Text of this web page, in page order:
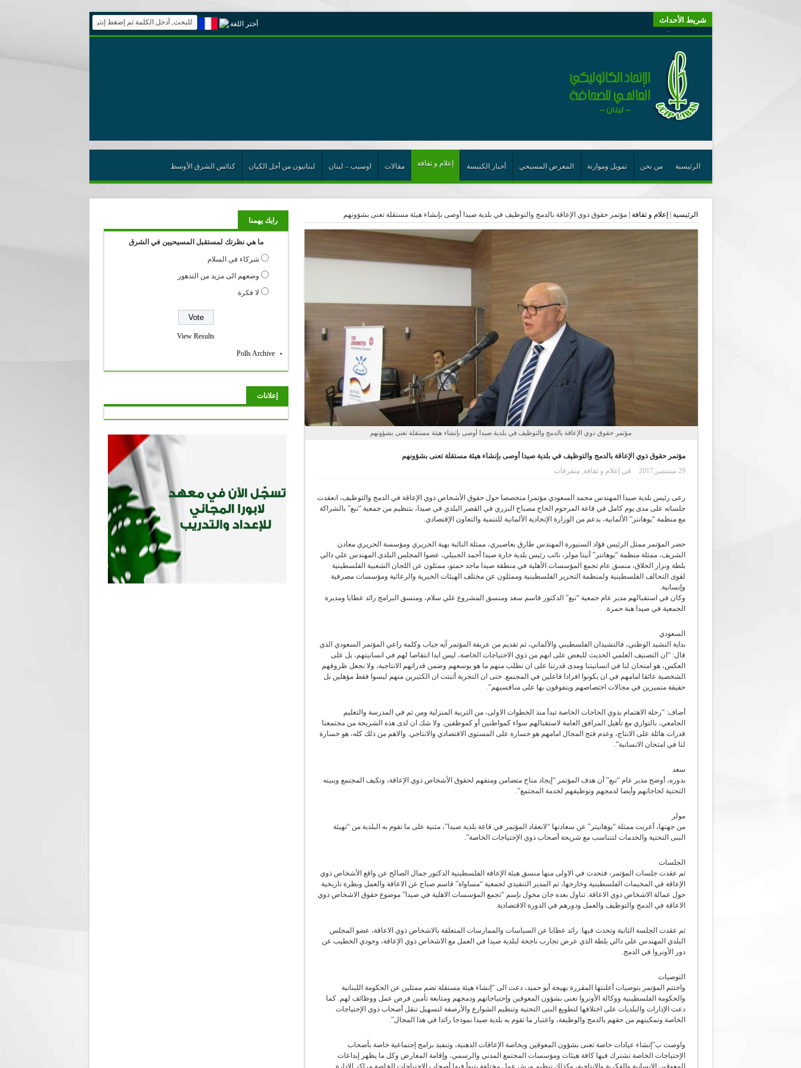
شريط الأحداث
“لبنانيون من أجل الكيان” (اتحاد اورا) : طرح رئيس الجمهورية حول اللامركزية الموسعة شرط واجب للخروج من حالة الجمود
“الوحدة في التعدّد: إعادة بناء الديمقراطيّة التوافقيّة في لبنان”
يتبع في معنى الأعجوبة
ترشيح أسعد جوان لجائزة نوبل يعزّز تثبيت
احتفالات عيد القديس شربل تتواصل في بقاعكفرا…
الأعجوبة في المسيحيّة: معنًى وحدًّا
من يختصر الله يجعل الدين خطرًا
أيّ عيش مشترك نريد؟
أختر اللغة
الرئيسية من نحن تمويل وموازنة المعرض المسيحي أخبار الكنيسة إعلام و ثقافة مقالات اوسيب – لبنان لبنانيون من أجل الكيان كنائس الشرق الأوسط
الرئيسية إعلام و ثقافة |مؤتمر حقوق ذوي الإعاقة بالدمج والتوظيف في بلدية صيدا أوصى بإنشاء هيئة مستقلة تعنى بشؤونهم
مؤتمر حقوق ذوي الإعاقة بالدمج والتوظيف في بلدية صيدا أوصى بإنشاء هيئة مستقلة تعنى بشؤونهم
مؤتمر حقوق ذوي الإعاقة بالدمج والتوظيف في بلدية صيدا أوصى بإنشاء هيئة مستقلة تعنى بشؤونهم
29 سبتمبر,2017
في إعلام و ثقافة,متفرقات
رعى رئيس بلدية صيدا المهندس محمد السعودي مؤتمرا متخصصا حول حقوق الأشخاص ذوي الإعاقة في الدمج والتوظيف، انعقدت
جلساته على مدى يوم كامل في قاعة المرحوم الحاج مصباح البزري في القصر البلدي في صيدا، بتنظيم من جمعية “نبع” بالشراكة
مع منظمة “يوهانتر” الألمانية، بدعم من الوزارة الإتحادية الألمانية للتنمية والتعاون الإقتصادي.
حضر المؤتمر ممثل الرئيس فؤاد السنيورة المهندس طارق بعاصيري، ممثلة النائبة بهية الحريري ومؤسسة الحريري معادن
الشريف، ممثلة منظمة “يوهانتر” أنيتا مولر، نائب رئيس بلدية حارة صيدا أحمد الجبيلي، عضوا المجلس البلدي المهندس علي دالي
بلطة ونزار الحلاق، منسق عام تجمع المؤسسات الأهلية في منطقة صيدا ماجد حمتو، ممثلون عن اللجان الشعبية الفلسطينية
لقوى التحالف الفلسطينية ولمنظمة التحرير الفلسطينية وممثلون عن مختلف الهيئات الخيرية والرعائية ومؤسسات مصرفية
وإنسانية.
وكان في استقبالهم مدير عام جمعية “نبع” الدكتور قاسم سعد ومنسق المشروع علي سلام، ومنسق البرامج رائد عطايا ومديرة
الجمعية في صيدا هبة حمزة.
السعودي
بداية النشيد الوطني، فالنشيدان الفلسطيني والألماني، ثم تقديم من عريفة المؤتمر آيه جياب وكلمة راعي المؤتمر السعودي الذي
قال: “ان التصنيف العلمي الحديث للبعض على انهم من ذوي الاحتياجات الخاصة، ليس ابدا انتقاصا لهم في انسانيتهم، بل على
العكس، هو امتحان لنا في انسانيتنا ومدى قدرتنا على ان نطلب منهم ما هو بوسعهم وضمن قدراتهم الانتاجية، ولا نجعل ظروفهم
الشخصية عائقا امامهم في ان يكونوا افرادا فاعلين في المجتمع. حتى ان التجربة أثبتت ان الكثيرين منهم ليسوا فقط مؤهلين بل
حقيقة متميزين في مجالات اختصاصهم ويتفوقون بها على منافسيهم”.
أضاف: “رحلة الاهتمام بذوي الحاجات الخاصة تبدأ منذ الخطوات الاولى، من التربية المنزلية ومن ثم في المدرسة والتعليم
الجامعي، بالتوازي مع تأهيل المرافق العامة لاستقبالهم سواء كمواطنين أو كموظفين. ولا شك ان لدى هذه الشريحة من مجتمعنا
قدرات هائلة على الانتاج، وعدم فتح المجال امامهم هو خسارة على المستوى الاقتصادي والانتاجي. والاهم من ذلك كله، هو خسارة
لنا في امتحان الانسانية”.
سعد
بدوره، أوضح مدير عام “نبع” أن هدف المؤتمر “إيجاد مناخ متضامن ومتفهم لحقوق الأشخاص ذوي الإعاقة، وتكيف المجتمع وبنيته
التحتية لحاجاتهم وأيضا لدمجهم وتوظيفهم لخدمة المجتمع”.
مولر
من جهتها، أعربت ممثلة “يوهانيتر” عن سعادتها “لانعقاد المؤتمر في قاعة بلدية صيدا”، مثنية على ما تقوم به البلدية من “تهيئة
البنى التحتية والخدمات لتتناسب مع شريحة أصحاب ذوي الإحتياجات الخاصة”.
الجلسات
ثم عقدت جلسات المؤتمر، فتحدث في الاولى منها منسق هيئة الإعاقة الفلسطينية الدكتور جمال الصالح عن واقع الأشخاص ذوي
الإعاقة في المخيمات الفلسطينية وخارجها، ثم المدير التنفيذي لجمعية “مساواة” قاسم صباح عن الاعاقة والعمل ونظرة تاريخية
حول عمالة الاشخاص ذوي الاعاقة. تناول بعده جان مخول بإسم “تجمع المؤسسات الاهلية في صيدا” موضوع حقوق الاشخاص ذوي
الاعاقة في الدمج والتوظيف والعمل ودورهم في الدورة الاقتصادية.
ثم عقدت الجلسة الثانية وتحدث فيها: رائد عطايا عن السياسات والممارسات المتعلقة بالاشخاص ذوي الاعاقة، عضو المجلس
البلدي المهندس علي دالي بلطة الذي عرض تجارب ناجحة لبلدية صيدا في العمل مع الاشخاص ذوي الإعاقة، وجودي الخطيب عن
دور الأونروا في الدمج.
التوصيات
واختتم المؤتمر بتوصيات أعلنتها المقررة بهيجة أبو حميد، دعت الى “إنشاء هيئة مستقلة تضم ممثلين عن الحكومة اللبنانية
والحكومة الفلسطينية ووكالة الأونروا تعنى بشؤون المعوقين وإحتياجاتهم ودمجهم ومتابعة تأمين فرص عمل ووظائف لهم. كما
دعت الإدارات والبلديات على اختلافها لتطويع البنى التحتية وتنظيم الشوارع والأرصفة لتسهيل تنقل أصحاب ذوي الإحتياجات
الخاصة وتمكينهم من حقهم بالدمج والوظيفة، واعتبار ما تقوم به بلدية صيدا نموذجا رائدا في هذا المجال”.
واوصت ب”إنشاء عيادات خاصة تعنى بشؤون المعوقين وبخاصة الإعاقات الذهنية، وتنفيذ برامج إجتماعية خاصة بأصحاب
الإحتياجات الخاصة تشترك فيها كافة هيئات ومؤسسات المجتمع المدني والرسمي، وإقامة المعارض وكل ما يظهر إبداعات
المعوقين الإنسانية والفكرية والإنتاجية، وكذلك تنظيم ورش عمل مختلفة يتبوأ فيها أصحاب الإحتياجات الخاصة مراكز الإدارة
رايك يهمنا
ما هي نظرتك لمستقبل المسيحيين في الشرق
شركاء في السلام
وضعهم الى مزيد من التدهور
لا فكرة
View Results
Polls Archive
إعلانات